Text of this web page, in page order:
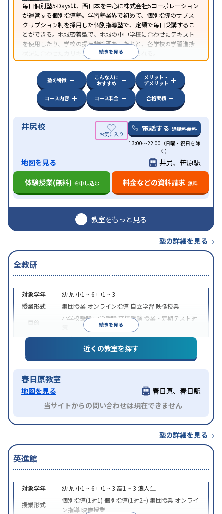
毎日個別塾5-Daysは、西日本を中心に株式会社5コーポレーション
が運営する個別指導塾。学習塾業界で初めて、個別指導のサブス
クリプション制を採用した個別指導塾で、定額で毎日受講するこ
とができる。地域密着型で、地域の小中学校に合わせたテキスト
を使用したり、学校の提出物管理をしたりと、各学校の学習進捗
状況に合わせたカリキュラムで指導が受けられる。
続きを見る
塾の特徴
こんな人に
おすすめ
メリット・
デメリット
コース内容
コース料金 合格実績
井尻校 電話する 通話料無料
13:00～22:00（日曜・祝日を除
く）
地図を見る
井尻、笹原駅
体験授業(無料) を申し込む 料金などの資料請求 無料
教室をもっと見る
塾の詳細を見る
全教研
続きを見る
対象学年 幼児 小1 ~ 6 中1 ~ 3
授業形式
集団授業 オンライン指導 自立学習 映像授業
目的
小学校受験中学受験高校受験 授業・定期テスト対
特待生・奨学金制度あり学習にPC・タブレットを
オンライン対応
近くの教室を探す
春日原教室
地図を見る
春日原、春日駅
当サイトからの問い合わせは現在できません
塾の詳細を見る
英進館
対象学年 幼児 小1 ~ 6 中1 ~ 3 高1 ~ 3 浪人生
授業形式
個別指導(1対1) 個別指導(1対2~) 集団授業 オンライ
ン指導 映像授業